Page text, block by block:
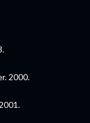
2000.